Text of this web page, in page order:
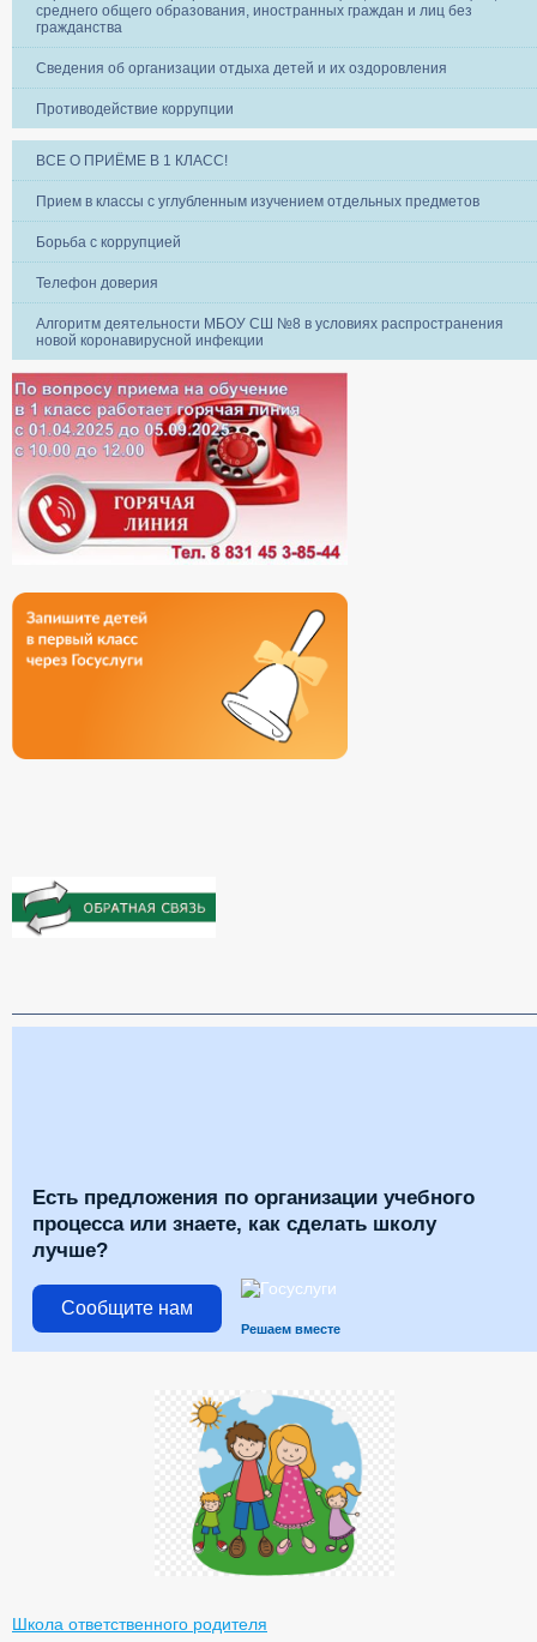
среднего общего образования, иностранных граждан и лиц без
гражданства
Сведения об организации отдыха детей и их оздоровления
Противодействие коррупции
ВСЕ О ПРИЁМЕ В 1 КЛАСС!
Прием в классы с углубленным изучением отдельных предметов
Борьба с коррупцией
Телефон доверия
Алгоритм деятельности МБОУ СШ №8 в условиях распространения
новой коронавирусной инфекции
Есть предложения по организации учебного
процесса или знаете, как сделать школу
лучше?
Сообщите нам
Решаем вместе
Школа ответственного родителя